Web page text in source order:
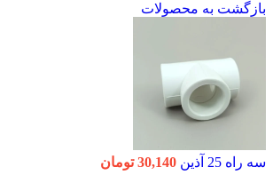
بازگشت به محصولات
سه راه 25 آذین 30,140 تومان